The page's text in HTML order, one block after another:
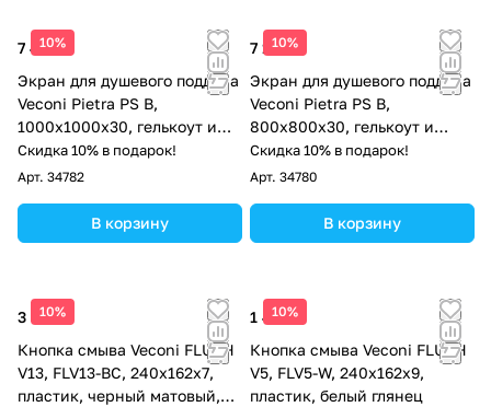
10%
7 498 ₽
Экран для душевого поддона
Veconi Pietra PS B,
1000x1000x30, гелькоут и
стекловолокно, черный
Скидка 10% в подарок!
Арт. 34782
В корзину
10%
7 123 ₽
Экран для душевого поддона
Veconi Pietra PS B,
800x800x30, гелькоут и
стекловолокно, черный
Скидка 10% в подарок!
Арт. 34780
В корзину
10%
3 472 ₽
Кнопка смыва Veconi FLUSH
V13, FLV13-BC, 240х162х7,
пластик, черный матовый,
10%
1 404 ₽
Кнопка смыва Veconi FLUSH
V5, FLV5-W, 240х162х9,
пластик, белый глянец